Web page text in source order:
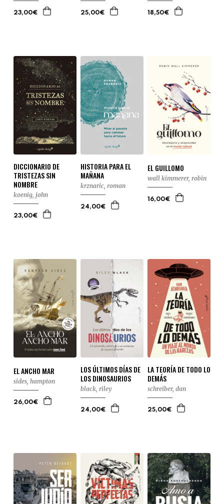
23,00€ 25,00€ 18,50€
DICCIONARIO DE
TRISTEZAS SIN
NOMBRE
koenig, john
23,00€
HISTORIA PARA EL
MAÑANA
krznaric, roman
24,00€
EL GUILLOMO
wall kimmerer, robin
16,00€
EL ANCHO MAR
sides, hampton
26,00€
LOS ÚLTIMOS DÍAS DE
LOS DINOSAURIOS
black, riley
24,00€
LA TEORÍA DE TODO LO
DEMÁS
schreiber, dan
25,00€